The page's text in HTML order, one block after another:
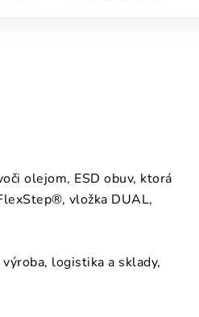
olejom, ESD obuv, ktorá
vložka DUAL,
logistika a sklady,